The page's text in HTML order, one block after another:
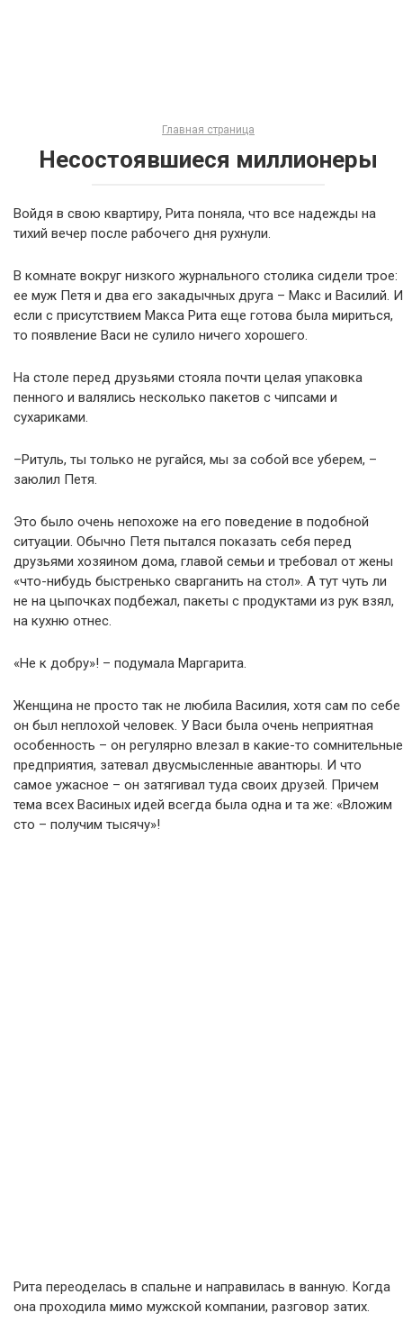
Главная страница
Несостоявшиеся миллионеры
Войдя в свою квартиру, Рита поняла, что все надежды на
тихий вечер после рабочего дня рухнули.
В комнате вокруг низкого журнального столика сидели трое:
ее муж Петя и два его закадычных друга – Макс и Василий. И
если с присутствием Макса Рита еще готова была мириться,
то появление Васи не сулило ничего хорошего.
На столе перед друзьями стояла почти целая упаковка
пенного и валялись несколько пакетов с чипсами и
сухариками.
–Ритуль, ты только не ругайся, мы за собой все уберем, –
заюлил Петя.
Это было очень непохоже на его поведение в подобной
ситуации. Обычно Петя пытался показать себя перед
друзьями хозяином дома, главой семьи и требовал от жены
«что-нибудь быстренько сварганить на стол». А тут чуть ли
не на цыпочках подбежал, пакеты с продуктами из рук взял,
на кухню отнес.
«Не к добру»! – подумала Маргарита.
Женщина не просто так не любила Василия, хотя сам по себе
он был неплохой человек. У Васи была очень неприятная
особенность – он регулярно влезал в какие-то сомнительные
предприятия, затевал двусмысленные авантюры. И что
самое ужасное – он затягивал туда своих друзей. Причем
тема всех Васиных идей всегда была одна и та же: «Вложим
сто – получим тысячу»!
Рита переоделась в спальне и направилась в ванную. Когда
она проходила мимо мужской компании, разговор затих.